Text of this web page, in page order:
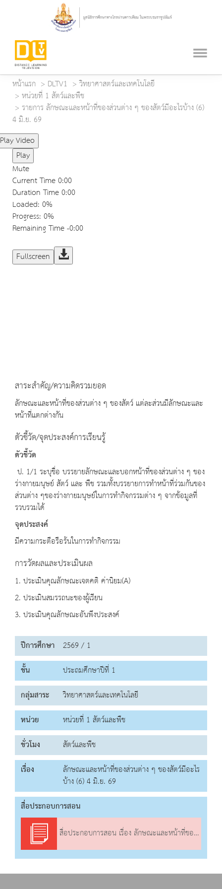
หน้าแรก DLTV1
วิทยาศาสตร์และเทคโนโลยี
หน่วยที่ 1 สัตว์และพืช
รายการ ลักษณะและหน้าที่ของส่วนต่าง ๆ ของสัตว์มีอะไรบ้าง (6)
4 มิ.ย. 69
Play Video
Play
Mute
Current Time0:00
Duration Time0:00
Loaded: 0%
Progress: 0%
Remaining Time-0:00
Fullscreen
สาระสำคัญ/ความคิดรวมยอด
ลักษณะและหน้าที่ของส่วนต่าง ๆ ของสัตว์ แต่ละส่วนมีลักษณะและ
หน้าที่แตกต่างกัน
ตัวชี้วัด/จุดประสงค์การเรียนรู้
ตัวชี้วัด
ป. 1/1 ระบุชื่อ บรรยายลักษณะและบอกหน้าที่ของส่วนต่าง ๆ ของ
ร่างกายมนุษย์ สัตว์ และ พืช รวมทั้งบรรยายการทำหน้าที่ร่วมกันของ
ส่วนต่าง ๆของร่างกายมนุษย์ในการทำกิจกรรมต่าง ๆ จากข้อมูลที่
รวบรวมได้
จุดประสงค์
มีความกระตือรือร้นในการทำกิจกรรม
การวัดผลและประเมินผล
1. ประเมินคุณลักษณะเจตคติ ค่านิยม(A)
2. ประเมินสมรรถนะของผู้เรียน
3. ประเมินคุณลักษณะอันพึงประสงค์
ปีการศึกษา 2569 / 1
ชั้น
ประถมศึกษาปีที่ 1
กลุ่มสาระ
วิทยาศาสตร์และเทคโนโลยี
หน่วย
หน่วยที่ 1 สัตว์และพืช
ชั่วโมง
สัตว์และพืช
เรื่อง
ลักษณะและหน้าที่ของส่วนต่าง ๆ ของสัตว์มีอะไร
บ้าง (6) 4 มิ.ย. 69
สื่อประกอบการสอน
สื่อประกอบการสอน เรื่อง ลักษณะและหน้าที่ของส่วนต่าง ๆ ของสัตว์มีอะไรบ้าง (6)